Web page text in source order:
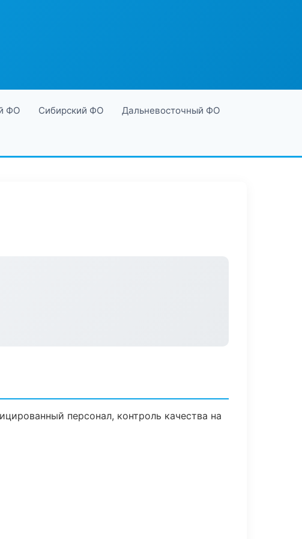
ФО Сибирский ФО Дальневосточный ФО
персонал, контроль качества на